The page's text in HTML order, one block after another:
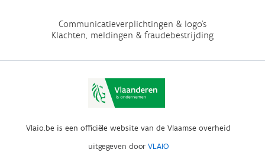
Communicatieverplichtingen & logo's
Klachten, meldingen & fraudebestrijding
Vlaio.be is een officiële website van de Vlaamse overheid
uitgegeven door VLAIO